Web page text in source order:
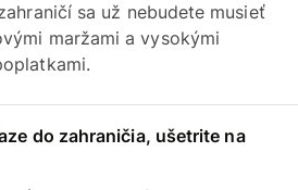
sa už nebudete musieť
maržami a vysokými
do zahraničia, ušetrite na